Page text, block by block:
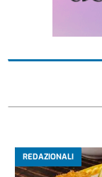
REDAZIONALI